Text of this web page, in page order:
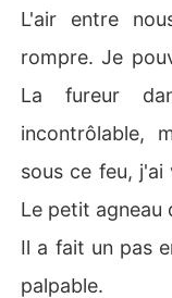
L'air entre
rompre. Je
La fureur
incontrôlable,
sous ce feu,
Le petit agneau
Il a fait un pas
palpable.